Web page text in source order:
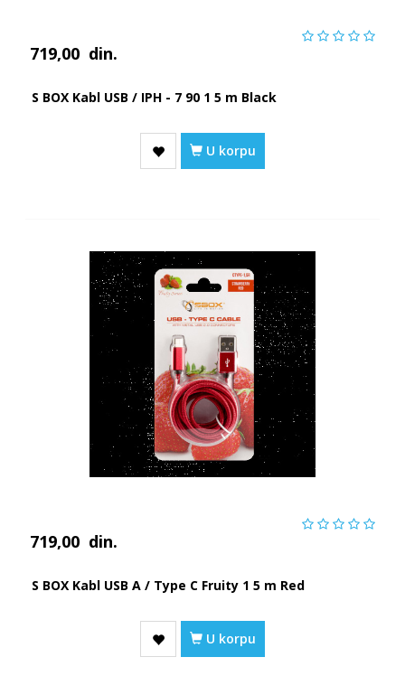
719,00 din.
S BOX Kabl USB / IPH - 7 90 1 5 m Black
U korpu
719,00 din.
S BOX Kabl USB A / Type C Fruity 1 5 m Red
U korpu